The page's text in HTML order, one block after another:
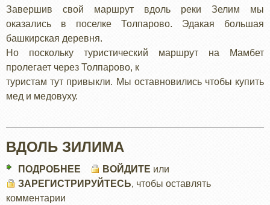
Завершив свой маршрут вдоль реки Зелим мы
оказались в поселке Толпарово. Эдакая большая
башкирская деревня.
Но поскольку туристический маршрут на Мамбет
пролегает через Толпарово, к
туристам тут привыкли. Мы оставновились чтобы купить
мед и медовуху.
ВДОЛЬ ЗИЛИМА
ПОДРОБНЕЕ
ВДОЛЬ
ВОЙДИТЕ или
ЗАРЕГИСТРИРУЙТЕСЬ, чтобы оставлять
комментарии